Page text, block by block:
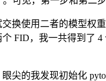
换使用二者的模型
FID，我一共得到了
的我发现初始化